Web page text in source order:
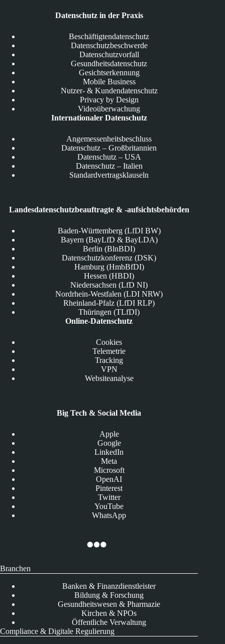
Datenschutz in der Praxis
Beschäftigtendatenschutz
Datenschutzbeschwerde
Datenschutzvorfall
Gesundheitsdatenschutz
Gesichtserkennung
Mobile Business
Nutzer- & Kundendatenschutz
Privacy by Design
Videoüberwachung
Internationaler Datenschutz
Angemessenheitsbeschluss
Datenschutz – Großbritannien
Datenschutz – USA
Datenschutz – Italien
Standardvertragsklauseln
Landesdatenschutzbeauftragte & -aufsichtsbehörden
Baden-Württemberg (LfDI BW)
Bayern (BayLfD & BayLDA)
Berlin (BlnBDI)
Datenschutzkonferenz (DSK)
Hamburg (HmbBfDI)
Hessen (HBDI)
Niedersachsen (LfD NI)
Nordrhein-Westfalen (LDI NRW)
Rheinland-Pfalz (LfDI RLP)
Thüringen (TLfDI)
Online-Datenschutz
Cookies
Telemetrie
Tracking
VPN
Websiteanalyse
Big Tech & Social Media
Apple
Google
LinkedIn
Meta
Microsoft
OpenAI
Pinterest
Twitter
YouTube
WhatsApp
Branchen
Banken & Finanzdienstleister
Bildung & Forschung
Gesundheitswesen & Pharmazie
Kirchen & NPOs
Öffentliche Verwaltung
Compliance & Digitale Regulierung